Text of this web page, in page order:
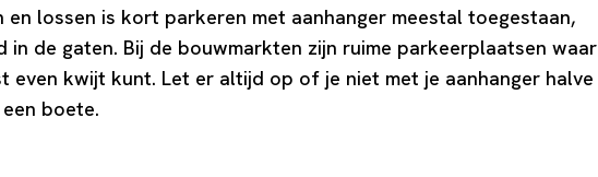
lossen is kort parkeren met aanhanger meestal toegestaan,
in de gaten. Bij de bouwmarkten zijn ruime parkeerplaatsen waar
even kwijt kunt. Let er altijd op of je niet met je aanhanger halve
boete.